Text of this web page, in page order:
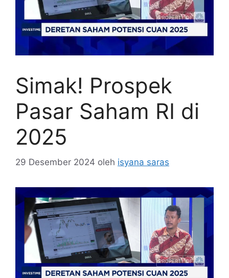
Simak! Prospek
Pasar Saham RI di
2025
29 Desember 2024 oleh isyana saras